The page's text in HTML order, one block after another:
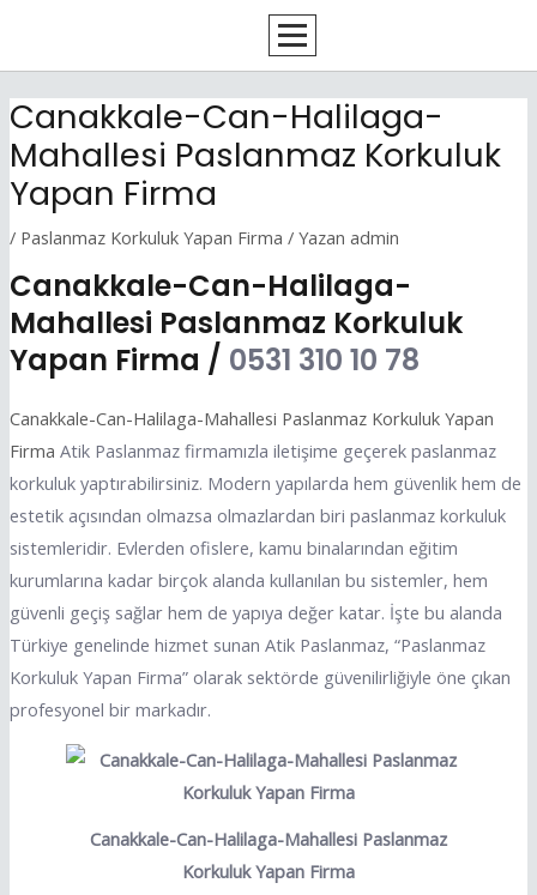
Canakkale-Can-Halilaga-
Mahallesi Paslanmaz Korkuluk
Yapan Firma
/ Paslanmaz Korkuluk Yapan Firma / Yazan admin
Canakkale-Can-Halilaga-
Mahallesi Paslanmaz Korkuluk
Yapan Firma / 0531 310 10 78
Canakkale-Can-Halilaga-Mahallesi Paslanmaz Korkuluk Yapan
Firma Atik Paslanmaz firmamızla iletişime geçerek paslanmaz
korkuluk yaptırabilirsiniz. Modern yapılarda hem güvenlik hem de
estetik açısından olmazsa olmazlardan biri paslanmaz korkuluk
sistemleridir. Evlerden ofislere, kamu binalarından eğitim
kurumlarına kadar birçok alanda kullanılan bu sistemler, hem
güvenli geçiş sağlar hem de yapıya değer katar. İşte bu alanda
Türkiye genelinde hizmet sunan Atik Paslanmaz, “Paslanmaz
Korkuluk Yapan Firma” olarak sektörde güvenilirliğiyle öne çıkan
profesyonel bir markadır.
Canakkale-Can-Halilaga-Mahallesi Paslanmaz
Korkuluk Yapan Firma